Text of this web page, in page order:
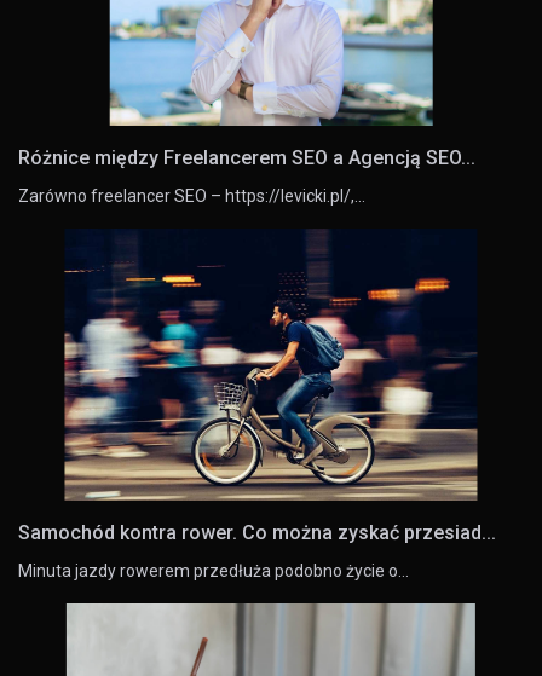
Różnice między Freelancerem SEO a Agencją SEO...
Zarówno freelancer SEO – https://levicki.pl/,…
Samochód kontra rower. Co można zyskać przesiad...
Minuta jazdy rowerem przedłuża podobno życie o…